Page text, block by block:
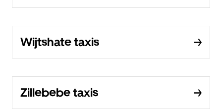
Wijtshate taxis
Zillebebe taxis